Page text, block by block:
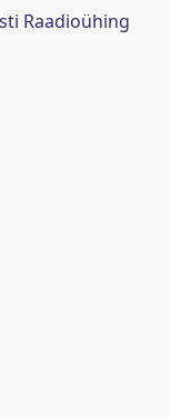
Raadioühing